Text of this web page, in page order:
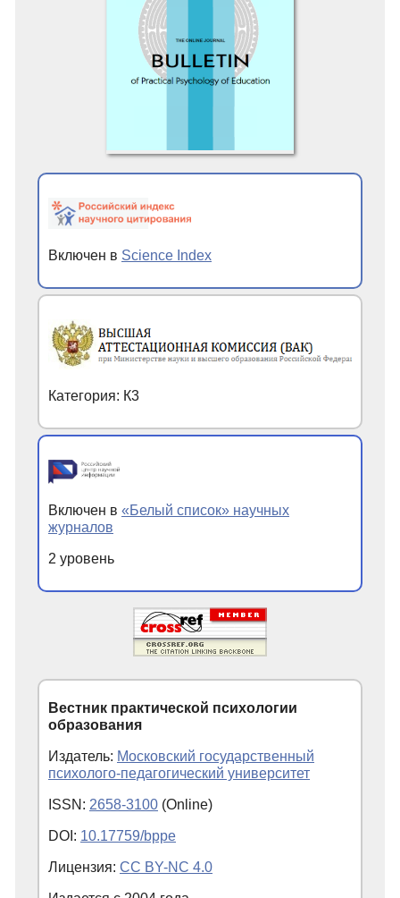
Включен в Science Index
Категория: К3
Включен в «Белый список» научных
журналов
2 уровень
Вестник практической психологии
образования
Издатель: Московский государственный
психолого-педагогический университет
ISSN: 2658-3100 (Online)
DOI: 10.17759/bppe
Лицензия: CC BY-NC 4.0